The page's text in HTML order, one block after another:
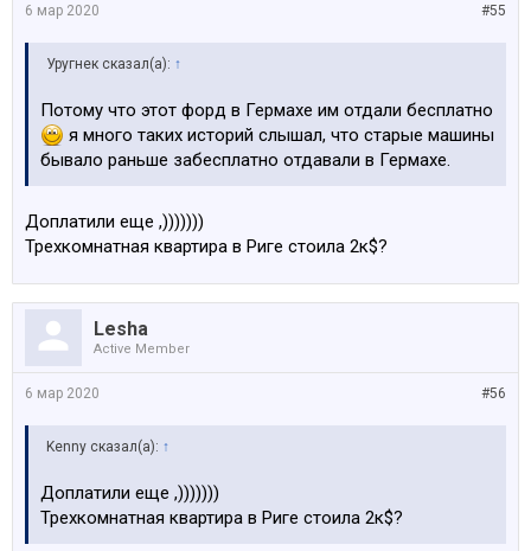
#55
6 мар 2020
Уругнек сказал(а): ↑
Потому что этот форд в Гермахе им отдали бесплатно
я много таких историй слышал, что старые машины
бывало раньше забесплатно отдавали в Гермахе.
Доплатили еще ,)))))))
Трехкомнатная квартира в Риге стоила 2к$?
Lesha
Active Member
#56
6 мар 2020
Kenny сказал(а): ↑
Доплатили еще ,)))))))
Трехкомнатная квартира в Риге стоила 2к$?